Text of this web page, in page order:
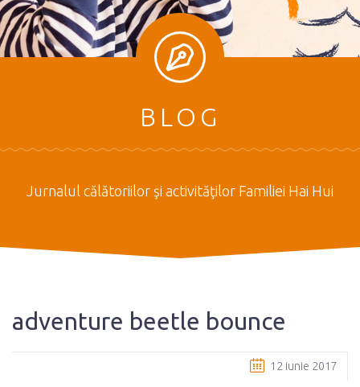
BLOG
Jurnalul călătoriilor şi activităţilor Familiei Hai Hui
adventure beetle bounce
12 iunie 2017